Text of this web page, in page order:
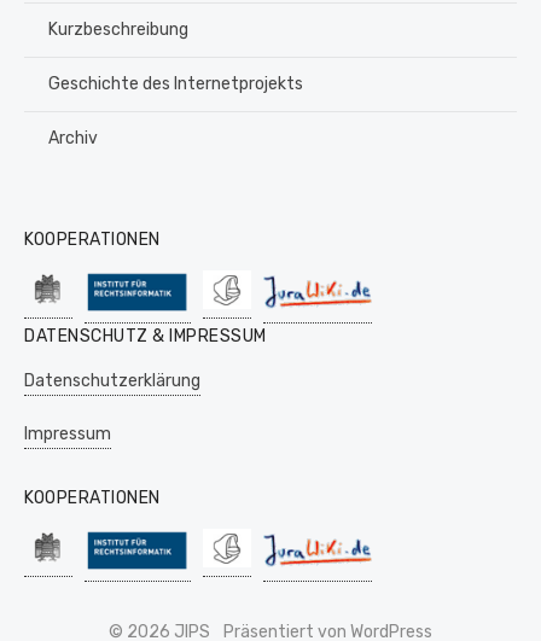
Kurzbeschreibung
Geschichte des Internetprojekts
Archiv
KOOPERATIONEN
DATENSCHUTZ & IMPRESSUM
Datenschutzerklärung
Impressum
KOOPERATIONEN
© 2026 JIPS Präsentiert von WordPress